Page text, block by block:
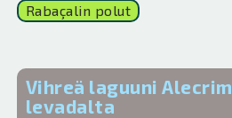
Rabaçalin polut
Vihreä laguuni Alecrim
levadalta